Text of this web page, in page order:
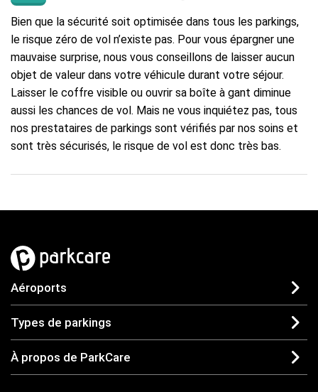
Bien que la sécurité soit optimisée dans tous les parkings,
le risque zéro de vol n’existe pas. Pour vous épargner une
mauvaise surprise, nous vous conseillons de laisser aucun
objet de valeur dans votre véhicule durant votre séjour.
Laisser le coffre visible ou ouvrir sa boîte à gant diminue
aussi les chances de vol. Mais ne vous inquiétez pas, tous
nos prestataires de parkings sont vérifiés par nos soins et
sont très sécurisés, le risque de vol est donc très bas.
Aéroports
Types de parkings
À propos de ParkCare